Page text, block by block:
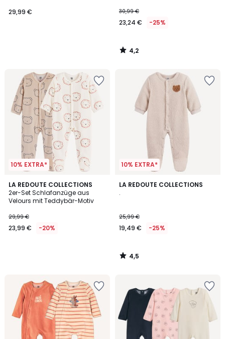
29,99 € 30,99 €
23,24 € -25%
4,2
/
10% EXTRA*
LA REDOUTE COLLECTIONS
2er-Set Schlafanzüge aus
Velours mit Teddybär-Motiv
29,99 €
23,99 € -20%
10% EXTRA*
LA REDOUTE COLLECTIONS
.
25,99 €
19,49 € -25%
4,5
4,5
/